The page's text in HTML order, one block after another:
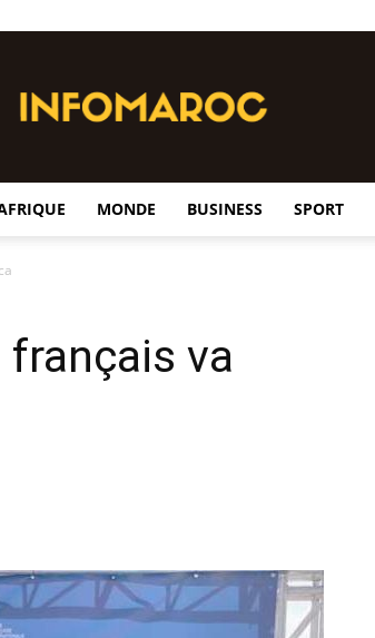
MONDE BUSINESS SPORT
français va